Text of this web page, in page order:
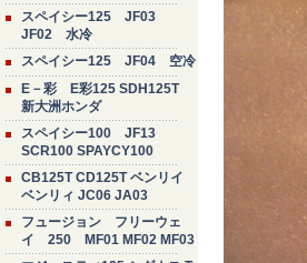
スペイシー125 JF03
JF02 水冷
スペイシー125 JF04 空冷
E－彩 E彩125 SDH125T
新大洲ホンダ
スペイシー100 JF13
SCR100 SPAYCY100
CB125T CD125T ベンリイ
ベンリィ JC06 JA03
フュージョン フリーウェ
イ 250 MF01 MF02 MF03